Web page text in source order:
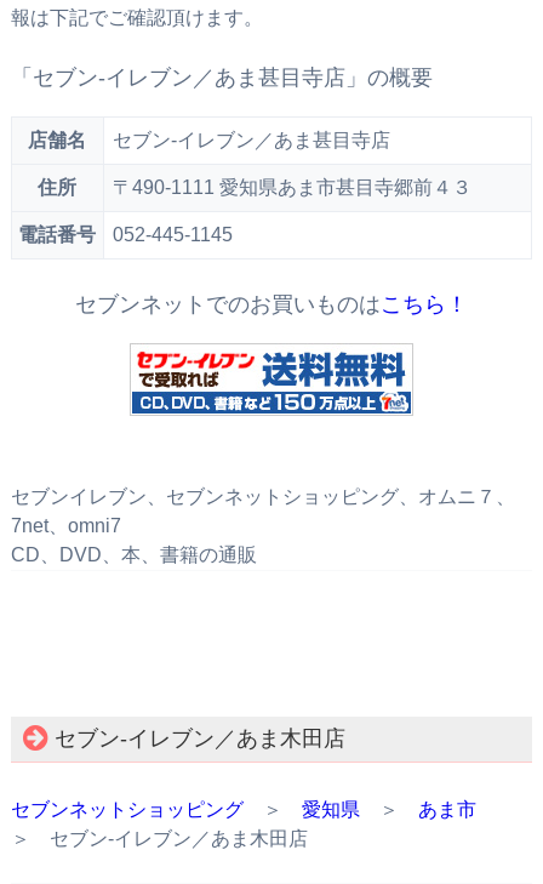
報は下記でご確認頂けます。
「セブン‐イレブン／あま甚目寺店」の概要
店舗名 セブン‐イレブン／あま甚目寺店
住所 〒490-1111 愛知県あま市甚目寺郷前４３
電話番号 052-445-1145
セブンネットでのお買いものはこちら！
セブンイレブン、セブンネットショッピング、オムニ７、
7net、omni7
CD、DVD、本、書籍の通販
セブン‐イレブン／あま木田店
セブンネットショッピング＞ 愛知県 ＞ あま市
＞ セブン‐イレブン／あま木田店